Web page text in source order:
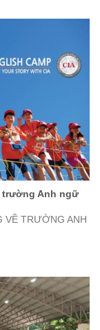
trường Anh ngữ
VỀ TRƯỜNG ANH